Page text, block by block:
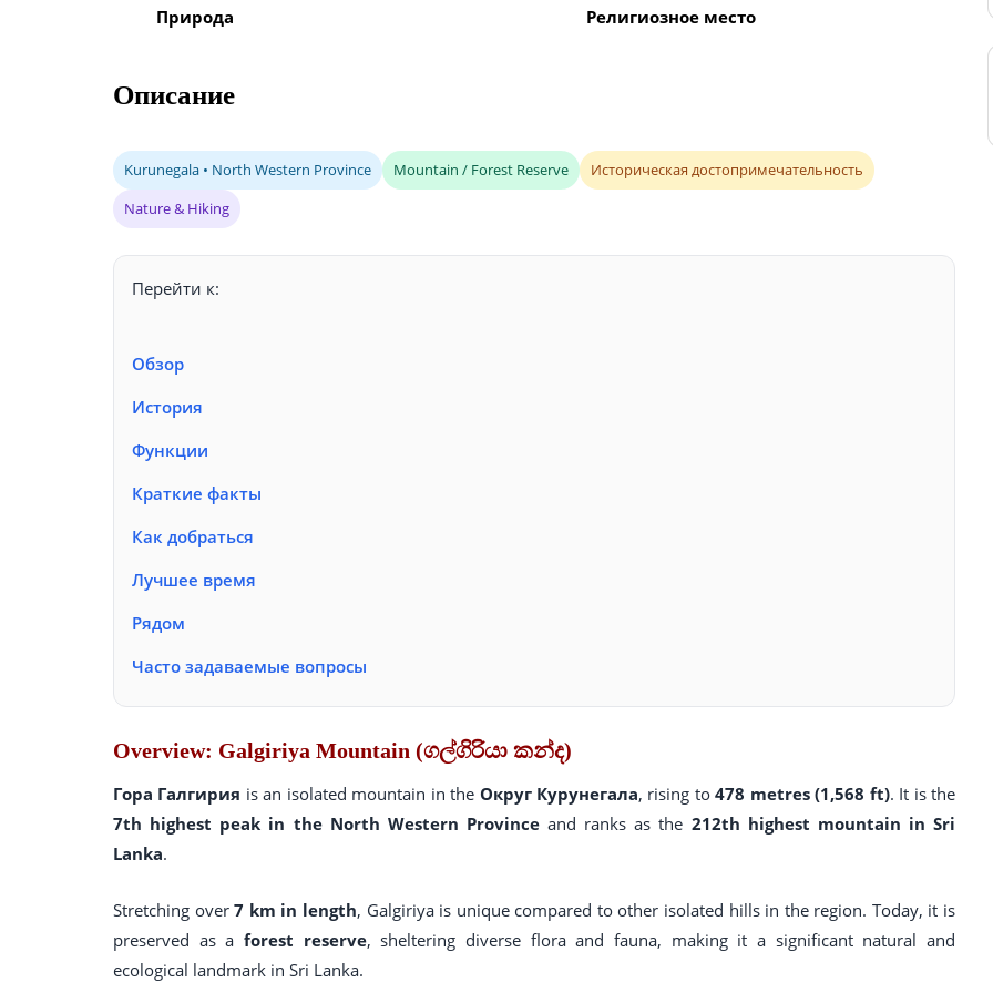
Природа
Религиозное место
Описание
Kurunegala • North Western Province Mountain / Forest Reserve
Историческая достопримечательность
Nature & Hiking
Перейти к:
Обзор
История
Функции
Краткие факты
Как добраться
Лучшее время
Рядом
Часто задаваемые вопросы
Overview: Galgiriya Mountain (ගල්ගිරියා කන්ද)
Гора Галгирия is an isolated mountain in the Округ Курунегала, rising to478 metres (1,568 ft). It is the
7th highest peak in the North Western Provinceand ranks as the 212th highest mountain in Sri
Lanka.
Stretching over7 km in length, Galgiriya is unique compared to other isolated hills in the region. Today, it is
preserved as a forest reserve, sheltering diverse flora and fauna, making it a significant natural and
ecological landmark in Sri Lanka.